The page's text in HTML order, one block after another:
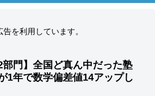
を利用しています。
門】全国ど真ん中だった塾
1年で数学偏差値14アップし